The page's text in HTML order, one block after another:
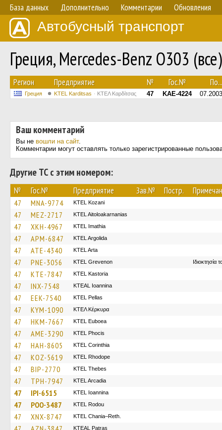
База данных Дополнительно Комментарии Обновления
Автобусный транспорт
Греция, Mercedes-Benz O303
Регион Предприятие № Гос.№ По...
Греция ΚΤΕL Karditsas ΚΤΕΛ Καρδίτσας 47 KAE-4224 07.2003
Ваш комментарий
Вы не вошли на сайт.
Комментарии могут оставлять только зарегистрированные
Другие ТС с этим номером:
№ Гос.№ Предприятие Зав.№ Постр.
47 MNA-9774 ΚΤΕL Kozani
47 MEZ-2717 KTEL Aitoloakarnanias
47 XKH-4967 KTEL Imathia
47 APM-6847 KTEL Argolida
47 ATE-4340 KTEL Arta
47 PNE-3056 ΚΤΕL Grevenon Ιδιοκτησία
47 KTE-7847 KTEL Kastoria
47 INX-7548 KTEAL Ioannina
47 EEK-7540 KTEL Pellas
47 KYM-1090 ΚΤΕΛ Κέρκυρα
47 HKM-7667 ΚΤΕL Euboea
47 AME-3290 ΚΤΕL Phocis
47 HAH-8605 KTEL Corinthia
47 KOZ-5619 KTEL Rhodope
47 BIP-2770 KTEL Thebes
47 TPH-7947 KTEL Arcadia
47 IPI-6515 KTEL Ioannina
47 POO-3487 ΚΤΕL Rodou
47 XNX-8747 KTEL Chania–Reth.
KTEAL Patras